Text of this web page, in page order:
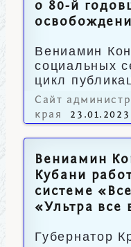
о 80-й
Вениамин
социальных
цикл
подвиге
Сайт
края
23.01.2023
Вениамин
Кубани
системе
«Ультра все
Губернатор